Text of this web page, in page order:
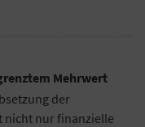
Mehrwert
der
nicht nur finanzielle